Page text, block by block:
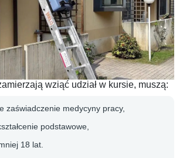
wziąć udział w kursie, muszą:
zaświadczenie medycyny pracy,
podstawowe,
18 lat.